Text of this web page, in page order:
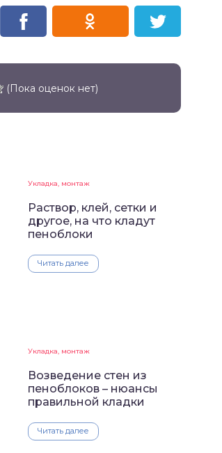
(Пока оценок нет)
Укладка, монтаж
Раствор, клей, сетки и
другое, на что кладут
пеноблоки
Читать далее
Укладка, монтаж
Возведение стен из
пеноблоков – нюансы
правильной кладки
Читать далее